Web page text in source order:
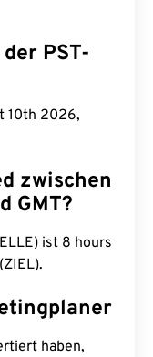
PST-
10th 2026,
zwischen
GMT?
ist 8 hours
haben,